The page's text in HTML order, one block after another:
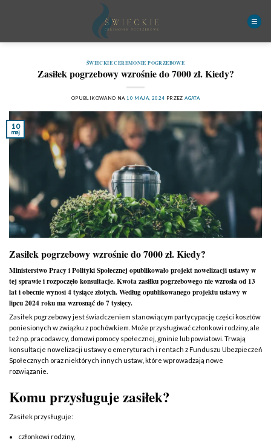
ŚWIECKIE CEREMONIE POGRZEBOWE
Zasiłek pogrzebowy wzrośnie do 7000 zł. Kiedy?
OPUBLIKOWANO NA10 MAJA, 2024 PRZEZAGATA
10
maj
Zasiłek pogrzebowy wzrośnie do 7000 zł. Kiedy?
Ministerstwo Pracy i Polityki Społecznej opublikowało projekt nowelizacji ustawy w
tej sprawie i rozpoczęło konsultacje. Kwota zasiłku pogrzebowego nie wzrosła od 13
lat i obecnie wynosi 4 tysiące złotych. Według opublikowanego projektu ustawy w
lipcu 2024 roku ma wzrosnąć do 7 tysięcy.
Zasiłek pogrzebowy jest świadczeniem stanowiącym partycypację części kosztów
poniesionych w związku z pochówkiem. Może przysługiwać członkowi rodziny, ale
też np. pracodawcy, domowi pomocy społecznej, gminie lub powiatowi. Trwają
konsultacje nowelizacji ustawy o emeryturach i rentach z Funduszu Ubezpieczeń
Społecznych oraz niektórych innych ustaw, które wprowadzają nowe
rozwiązanie.
Komu przysługuje zasiłek?
Zasiłek przysługuje:
członkowi rodziny,